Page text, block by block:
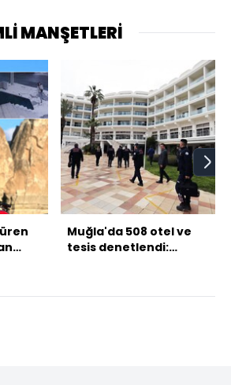
MANŞETLERİ
Muğla'da 508 otel ve
tesis denetlendi: